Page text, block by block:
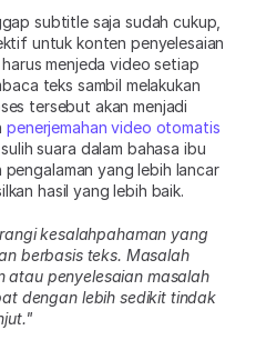
subtitle saja sudah cukup,
untuk konten penyelesaian
menjeda video setiap
teks sambil melakukan
tersebut akan menjadi
penerjemahan video otomatis
suara dalam bahasa ibu
yang lebih lancar
hasil yang lebih baik.
kesalahpahaman yang
berbasis teks. Masalah
atau penyelesaian masalah
dengan lebih sedikit tindak